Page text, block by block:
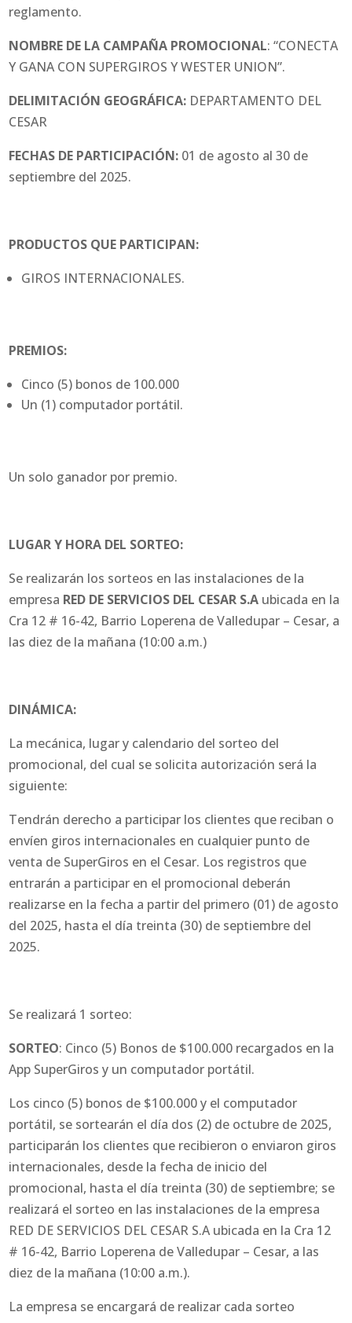
reglamento.
NOMBRE DE LA CAMPAÑA PROMOCIONAL: “CONECTA
Y GANA CON SUPERGIROS Y WESTER UNION”.
DELIMITACIÓN GEOGRÁFICA: DEPARTAMENTO DEL
CESAR
FECHAS DE PARTICIPACIÓN: 01 de agosto al 30 de
septiembre del 2025.
PRODUCTOS QUE PARTICIPAN:
GIROS INTERNACIONALES.
PREMIOS:
Cinco (5) bonos de 100.000
Un (1) computador portátil.
Un solo ganador por premio.
LUGAR Y HORA DEL SORTEO:
Se realizarán los sorteos en las instalaciones de la
empresa RED DE SERVICIOS DEL CESAR S.A ubicada en la
Cra 12 # 16-42, Barrio Loperena de Valledupar – Cesar, a
las diez de la mañana (10:00 a.m.)
DINÁMICA:
La mecánica, lugar y calendario del sorteo del
promocional, del cual se solicita autorización será la
siguiente:
Tendrán derecho a participar los clientes que reciban o
envíen giros internacionales en cualquier punto de
venta de SuperGiros en el Cesar. Los registros que
entrarán a participar en el promocional deberán
realizarse en la fecha a partir del primero (01) de agosto
del 2025, hasta el día treinta (30) de septiembre del
2025.
Se realizará 1 sorteo:
SORTEO: Cinco (5) Bonos de $100.000 recargados en la
App SuperGiros y un computador portátil.
Los cinco (5) bonos de $100.000 y el computador
portátil, se sortearán el día dos (2) de octubre de 2025,
participarán los clientes que recibieron o enviaron giros
internacionales, desde la fecha de inicio del
promocional, hasta el día treinta (30) de septiembre; se
realizará el sorteo en las instalaciones de la empresa
RED DE SERVICIOS DEL CESAR S.A ubicada en la Cra 12
# 16-42, Barrio Loperena de Valledupar – Cesar, a las
diez de la mañana (10:00 a.m.).
La empresa se encargará de realizar cada sorteo